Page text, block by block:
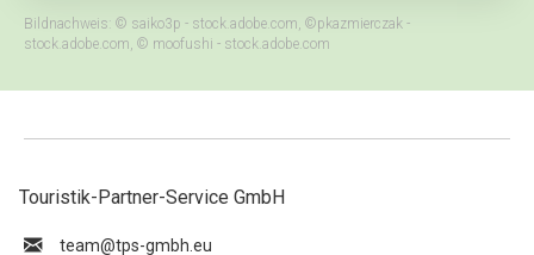
Bildnachweis: © saiko3p - stock.adobe.com, ©pkazmierczak -
stock.adobe.com, © moofushi - stock.adobe.com
Touristik-Partner-Service GmbH
ue.hbmg-spt@maet